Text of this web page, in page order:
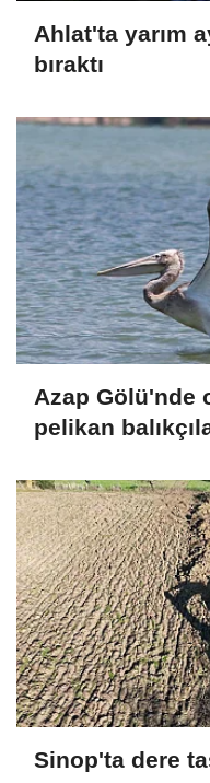
Ahlat'ta yarım
bıraktı
Azap Gölü'nde
pelikan
Sinop'ta dere